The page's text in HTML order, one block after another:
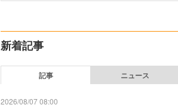
新着記事
記事 ニュース
2026/08/07 08:00